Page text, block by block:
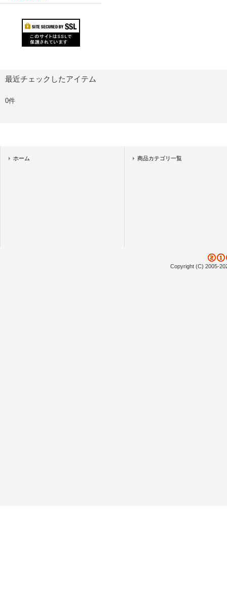
最近チェックしたアイテム
0件
ホーム 商品カテゴリ一覧
Copyright (C) 2005-